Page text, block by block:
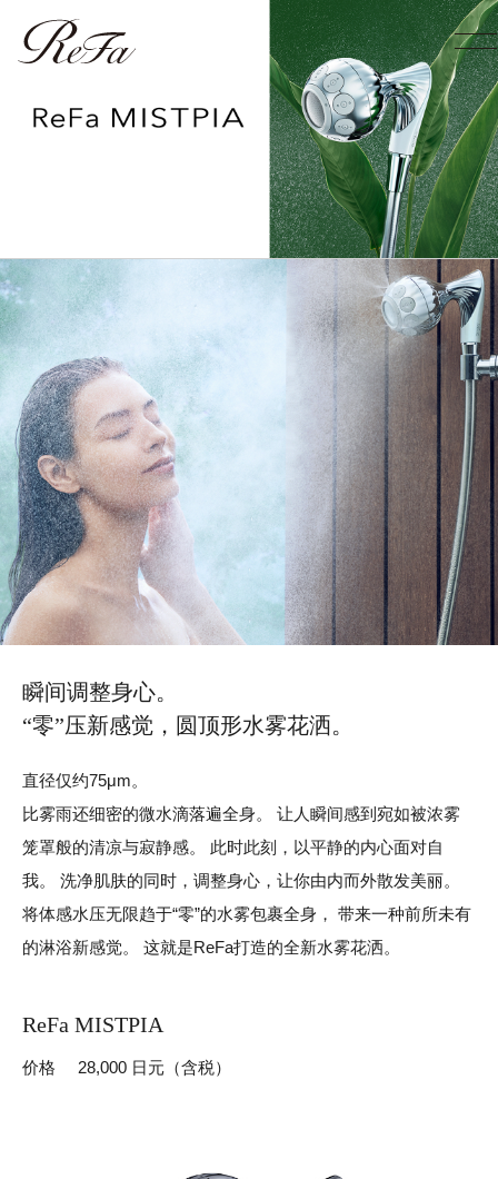
瞬间调整身心。
“零”压新感觉，圆顶形水雾花洒。
直径仅约75μm。
比雾雨还细密的微水滴落遍全身。
让人瞬间感到宛如被浓雾
笼罩般的清凉与寂静感。
此时此刻，以平静的内心面对自
我。
洗净肌肤的同时，调整身心，让你由内而外散发美丽。
将体感水压无限趋于“零”的水雾包裹全身， 带来一种前所未有
的淋浴新感觉。
这就是ReFa打造的全新水雾花洒。
ReFa MISTPIA
价格 28,000 日元（含税）